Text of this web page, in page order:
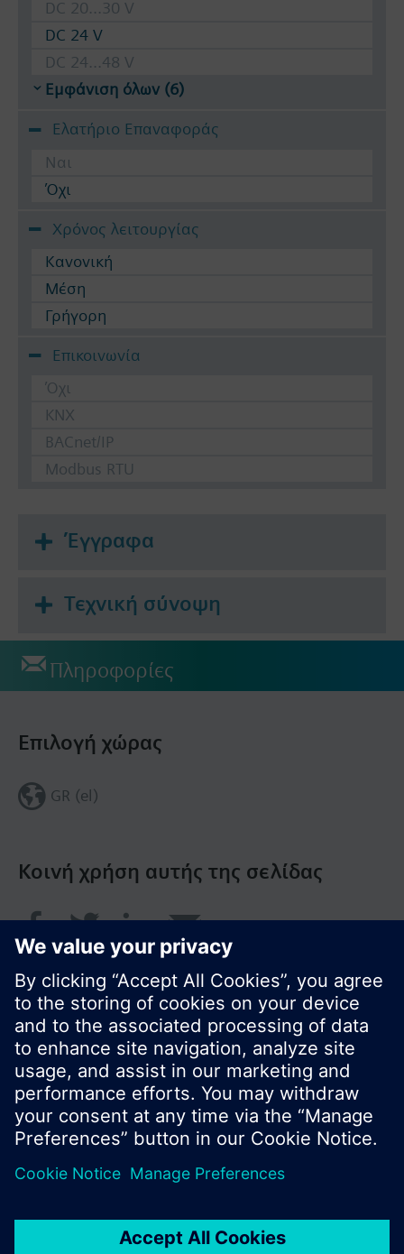
DC 20...30 V
DC 24 V
DC 24...48 V
Εμφάνιση όλων (6)
Ελατήριο Επαναφοράς
Ναι
Όχι
Χρόνος λειτουργίας
Κανονική
Μέση
Γρήγορη
Επικοινωνία
Όχι
KNX
BACnet/IP
Modbus RTU
Έγγραφα
Τεχνική σύνοψη
Πληροφορίες
Κοινή χρήση αυτής της σελίδας
Επιλογή χώρας
GR (el)
© Siemens Greece 2017
Το χαρτοφυλάκιο προϊόντων και οι τιμές μπορεί